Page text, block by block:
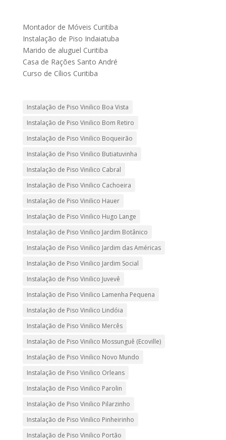
Montador de Móveis Curitiba
Instalação de Piso Indaiatuba
Marido de aluguel Curitiba
Casa de Rações Santo André
Curso de Cílios Curitiba
Instalação de Piso Vinilico Boa Vista
Instalação de Piso Vinilico Bom Retiro
Instalação de Piso Vinilico Boqueirão
Instalação de Piso Vinilico Butiatuvinha
Instalação de Piso Vinilico Cabral
Instalação de Piso Vinilico Cachoeira
Instalação de Piso Vinilico Hauer
Instalação de Piso Vinilico Hugo Lange
Instalação de Piso Vinilico Jardim Botânico
Instalação de Piso Vinilico Jardim das Américas
Instalação de Piso Vinilico Jardim Social
Instalação de Piso Vinilico Juvevê
Instalação de Piso Vinilico Lamenha Pequena
Instalação de Piso Vinilico Lindóia
Instalação de Piso Vinilico Mercês
Instalação de Piso Vinilico Mossunguê (Ecoville)
Instalação de Piso Vinilico Novo Mundo
Instalação de Piso Vinilico Orleans
Instalação de Piso Vinilico Parolin
Instalação de Piso Vinilico Pilarzinho
Instalação de Piso Vinilico Pinheirinho
Instalação de Piso Vinilico Portão